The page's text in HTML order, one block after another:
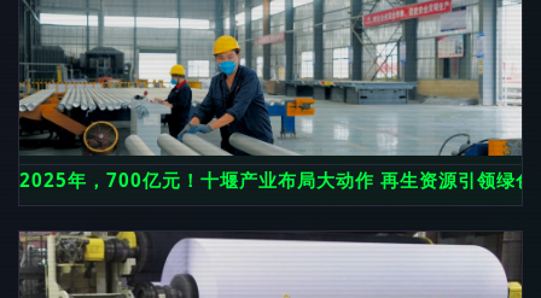
2025年，700亿元！十堰产业布局大动作 再生资源引领绿色